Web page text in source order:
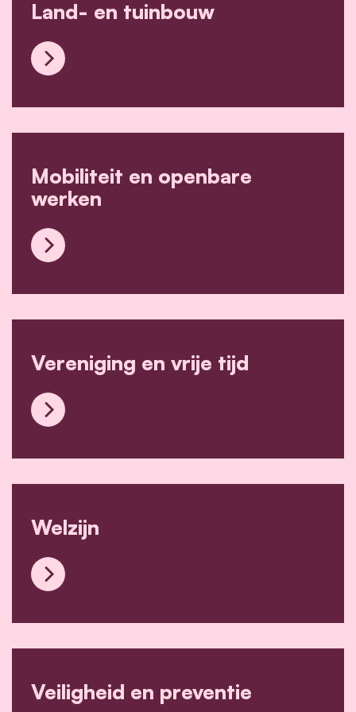
Land- en tuinbouw
Land- en tuinbouw
Mobiliteit en openbare
werken
Mobiliteit en openbare werken
Vereniging en vrije tijd
Vereniging en vrije tijd
Welzijn
Welzijn
Veiligheid en preventie